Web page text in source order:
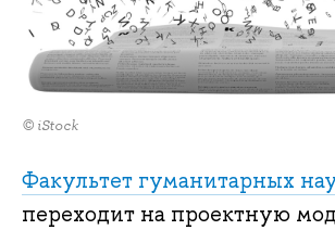
© iStock
Факультет гуманитарных
переходит на проектную